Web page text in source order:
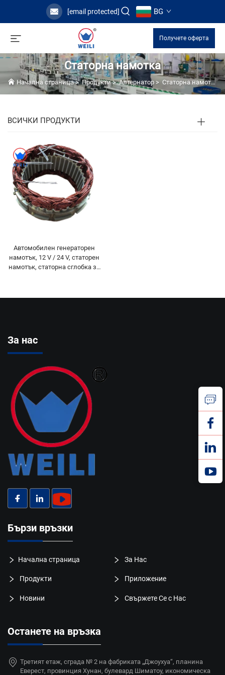
[email protected] BG
Получете оферта
Статорна намотка
Начална страница>Продукти>Алтернатор > Статорна намотка
ВСИЧКИ ПРОДУКТИ
Автомобилен генераторен
намотък, 12 V / 24 V, статорен
намотък, статорна сглобка за
За нас
Бързи връзки
Начална страница За Нас
Продукти Приложение
Новини Свържете Се с Нас
Останете на връзка
Третият етаж, сграда № 2 на фабриката „Джоухуа“, планина
Еверест, провинция Хунан, булевард Шиматоу, икономическа